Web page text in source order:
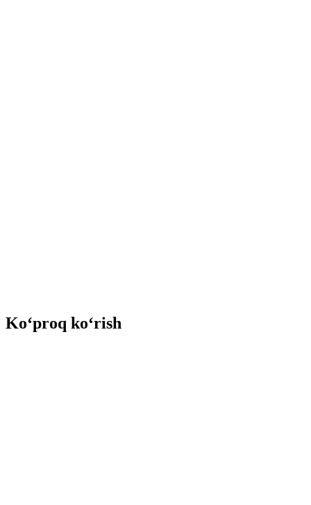
Ko‘proq ko‘rish